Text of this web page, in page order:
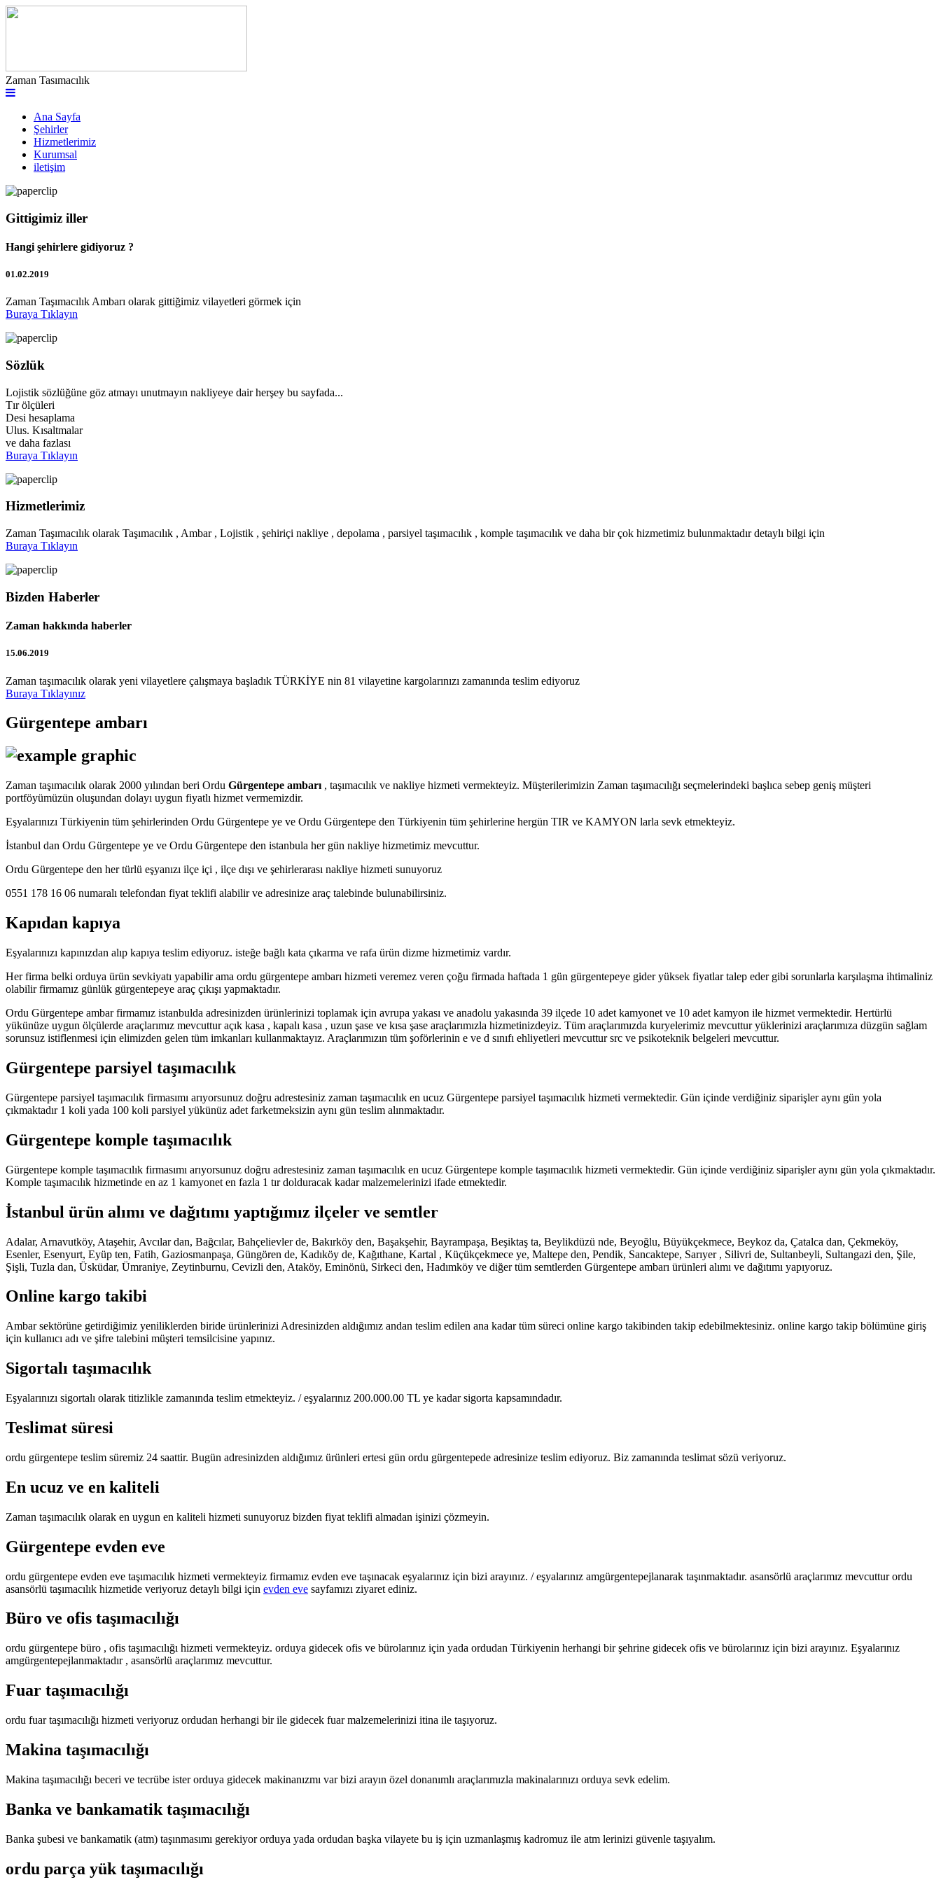
Zaman Tasımacılık
Ana Sayfa
Şehirler
Hizmetlerimiz
Kurumsal
iletişim
Gittigimiz iller
Hangi şehirlere gidiyoruz ?
01.02.2019
Zaman Taşımacılık Ambarı olarak gittiğimiz vilayetleri görmek için
Buraya Tıklayın
Sözlük
Lojistik sözlüğüne göz atmayı unutmayın nakliyeye dair herşey bu sayfada...
Tır ölçüleri
Desi hesaplama
Ulus. Kısaltmalar
ve daha fazlası
Buraya Tıklayın
Hizmetlerimiz
Zaman Taşımacılık olarak Taşımacılık , Ambar , Lojistik , şehiriçi nakliye , depolama , parsiyel taşımacılık , komple taşımacılık ve daha bir çok hizmetimiz bulunmaktadır detaylı bilgi için
Buraya Tıklayın
Bizden Haberler
Zaman hakkında haberler
15.06.2019
Zaman taşımacılık olarak yeni vilayetlere çalışmaya başladık TÜRKİYE nin 81 vilayetine kargolarınızı zamanında teslim ediyoruz
Buraya Tıklayınız
Gürgentepe ambarı
Zaman taşımacılık olarak 2000 yılından beri Ordu Gürgentepe ambarı , taşımacılık ve nakliye hizmeti vermekteyiz. Müşterilerimizin Zaman taşımacılığı seçmelerindeki başlıca sebep geniş müşteri
portföyümüzün oluşundan dolayı uygun fiyatlı hizmet vermemizdir.
Eşyalarınızı Türkiyenin tüm şehirlerinden Ordu Gürgentepe ye ve Ordu Gürgentepe den Türkiyenin tüm şehirlerine hergün TIR ve KAMYON larla sevk etmekteyiz.
İstanbul dan Ordu Gürgentepe ye ve Ordu Gürgentepe den istanbula her gün nakliye hizmetimiz mevcuttur.
Ordu Gürgentepe den her türlü eşyanızı ilçe içi , ilçe dışı ve şehirlerarası nakliye hizmeti sunuyoruz
0551 178 16 06 numaralı telefondan fiyat teklifi alabilir ve adresinize araç talebinde bulunabilirsiniz.
Kapıdan kapıya
Eşyalarınızı kapınızdan alıp kapıya teslim ediyoruz. isteğe bağlı kata çıkarma ve rafa ürün dizme hizmetimiz vardır.
Her firma belki orduya ürün sevkiyatı yapabilir ama ordu gürgentepe ambarı hizmeti veremez veren çoğu firmada haftada 1 gün gürgentepeye gider yüksek fiyatlar talep eder gibi sorunlarla karşılaşma ihtimaliniz
olabilir firmamız günlük gürgentepeye araç çıkışı yapmaktadır.
Ordu Gürgentepe ambar firmamız istanbulda adresinizden ürünlerinizi toplamak için avrupa yakası ve anadolu yakasında 39 ilçede 10 adet kamyonet ve 10 adet kamyon ile hizmet vermektedir. Hertürlü
yükünüze uygun ölçülerde araçlarımız mevcuttur açık kasa , kapalı kasa , uzun şase ve kısa şase araçlarımızla hizmetinizdeyiz. Tüm araçlarımızda kuryelerimiz mevcuttur yüklerinizi araçlarımıza düzgün sağlam
sorunsuz istiflenmesi için elimizden gelen tüm imkanları kullanmaktayız. Araçlarımızın tüm şoförlerinin e ve d sınıfı ehliyetleri mevcuttur src ve psikoteknik belgeleri mevcuttur.
Gürgentepe parsiyel taşımacılık
Gürgentepe parsiyel taşımacılık firmasımı arıyorsunuz doğru adrestesiniz zaman taşımacılık en ucuz Gürgentepe parsiyel taşımacılık hizmeti vermektedir. Gün içinde verdiğiniz siparişler aynı gün yola
çıkmaktadır 1 koli yada 100 koli parsiyel yükünüz adet farketmeksizin aynı gün teslim alınmaktadır.
Gürgentepe komple taşımacılık
Gürgentepe komple taşımacılık firmasımı arıyorsunuz doğru adrestesiniz zaman taşımacılık en ucuz Gürgentepe komple taşımacılık hizmeti vermektedir. Gün içinde verdiğiniz siparişler aynı gün yola çıkmaktadır.
Komple taşımacılık hizmetinde en az 1 kamyonet en fazla 1 tır dolduracak kadar malzemelerinizi ifade etmektedir.
İstanbul ürün alımı ve dağıtımı yaptığımız ilçeler ve semtler
Adalar, Arnavutköy, Ataşehir, Avcılar dan, Bağcılar, Bahçelievler de, Bakırköy den, Başakşehir, Bayrampaşa, Beşiktaş ta, Beylikdüzü nde, Beyoğlu, Büyükçekmece, Beykoz da, Çatalca dan, Çekmeköy,
Esenler, Esenyurt, Eyüp ten, Fatih, Gaziosmanpaşa, Güngören de, Kadıköy de, Kağıthane, Kartal , Küçükçekmece ye, Maltepe den, Pendik, Sancaktepe, Sarıyer , Silivri de, Sultanbeyli, Sultangazi den, Şile,
Şişli, Tuzla dan, Üsküdar, Ümraniye, Zeytinburnu, Cevizli den, Ataköy, Eminönü, Sirkeci den, Hadımköy ve diğer tüm semtlerden Gürgentepe ambarı ürünleri alımı ve dağıtımı yapıyoruz.
Online kargo takibi
Ambar sektörüne getirdiğimiz yeniliklerden biride ürünlerinizi Adresinizden aldığımız andan teslim edilen ana kadar tüm süreci online kargo takibinden takip edebilmektesiniz. online kargo takip bölümüne giriş
için kullanıcı adı ve şifre talebini müşteri temsilcisine yapınız.
Sigortalı taşımacılık
Eşyalarınızı sigortalı olarak titizlikle zamanında teslim etmekteyiz. / eşyalarınız 200.000.00 TL ye kadar sigorta kapsamındadır.
Teslimat süresi
ordu gürgentepe teslim süremiz 24 saattir. Bugün adresinizden aldığımız ürünleri ertesi gün ordu gürgentepede adresinize teslim ediyoruz. Biz zamanında teslimat sözü veriyoruz.
En ucuz ve en kaliteli
Zaman taşımacılık olarak en uygun en kaliteli hizmeti sunuyoruz bizden fiyat teklifi almadan işinizi çözmeyin.
Gürgentepe evden eve
ordu gürgentepe evden eve taşımacılık hizmeti vermekteyiz firmamız evden eve taşınacak eşyalarınız için bizi arayınız. / eşyalarınız amgürgentepejlanarak taşınmaktadır. asansörlü araçlarımız mevcuttur ordu
asansörlü taşımacılık hizmetide veriyoruz detaylı bilgi için evden eve sayfamızı ziyaret ediniz.
Büro ve ofis taşımacılığı
ordu gürgentepe büro , ofis taşımacılığı hizmeti vermekteyiz. orduya gidecek ofis ve bürolarınız için yada ordudan Türkiyenin herhangi bir şehrine gidecek ofis ve bürolarınız için bizi arayınız. Eşyalarınız
amgürgentepejlanmaktadır , asansörlü araçlarımız mevcuttur.
Fuar taşımacılığı
ordu fuar taşımacılığı hizmeti veriyoruz ordudan herhangi bir ile gidecek fuar malzemelerinizi itina ile taşıyoruz.
Makina taşımacılığı
Makina taşımacılığı beceri ve tecrübe ister orduya gidecek makinanızmı var bizi arayın özel donanımlı araçlarımızla makinalarınızı orduya sevk edelim.
Banka ve bankamatik taşımacılığı
Banka şubesi ve bankamatik (atm) taşınmasımı gerekiyor orduya yada ordudan başka vilayete bu iş için uzmanlaşmış kadromuz ile atm lerinizi güvenle taşıyalım.
ordu parça yük taşımacılığı